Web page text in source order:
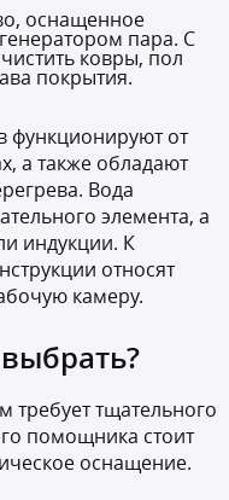
оснащенное
пара. С
ковры, пол
покрытия.
функционируют от
а также обладают
Вода
элемента, а
индукции. К
относят
камеру.
требует тщательного
помощника стоит
оснащение.